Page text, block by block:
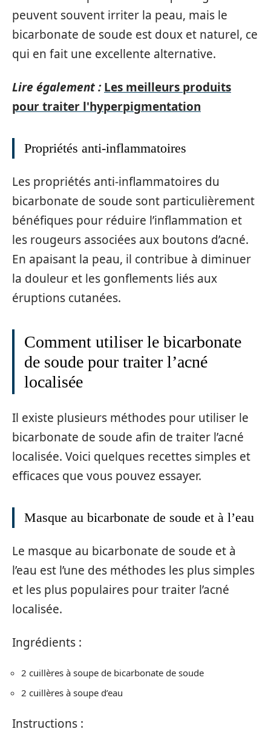
peuvent souvent irriter la peau, mais le
bicarbonate de soude est doux et naturel, ce
qui en fait une excellente alternative.
Lire également : Les meilleurs produits
pour traiter l'hyperpigmentation
Propriétés anti-inflammatoires
Les propriétés anti-inflammatoires du
bicarbonate de soude sont particulièrement
bénéfiques pour réduire l’inflammation et
les rougeurs associées aux boutons d’acné.
En apaisant la peau, il contribue à diminuer
la douleur et les gonflements liés aux
éruptions cutanées.
Comment utiliser le bicarbonate
de soude pour traiter l’acné
localisée
Il existe plusieurs méthodes pour utiliser le
bicarbonate de soude afin de traiter l’acné
localisée. Voici quelques recettes simples et
efficaces que vous pouvez essayer.
Masque au bicarbonate de soude et à l’eau
Le masque au bicarbonate de soude et à
l’eau est l’une des méthodes les plus simples
et les plus populaires pour traiter l’acné
localisée.
Ingrédients :
2 cuillères à soupe de bicarbonate de soude
2 cuillères à soupe d’eau
Instructions :